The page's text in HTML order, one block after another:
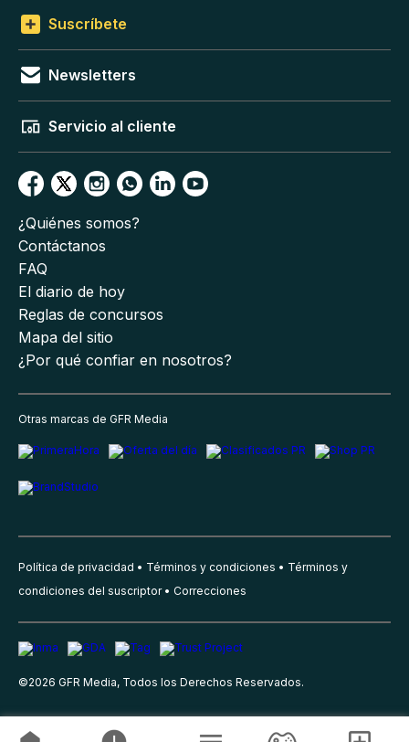
Suscríbete
Newsletters
Servicio al cliente
¿Quiénes somos?
Contáctanos
FAQ
El diario de hoy
Reglas de concursos
Mapa del sitio
¿Por qué confiar en nosotros?
Otras marcas de GFR Media
Política de privacidad Términos y condiciones
Términos y
condiciones del suscriptor
Correcciones
©2026 GFR Media, Todos los Derechos Reservados.